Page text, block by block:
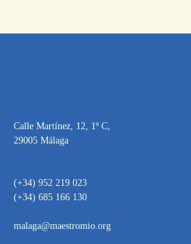
Calle Martínez, 12, 1º C,
29005 Málaga
(+34) 952 219 023
(+34) 685 166 130
malaga@maestromio.org